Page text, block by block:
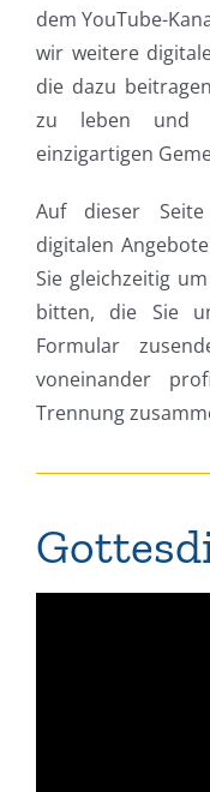
dem YouTube-
wir weitere
die dazu
zu leben und
einzigartigen
Auf dieser
digitalen
Sie gleichzeitig
bitten, die Sie
Formular
voneinander
Trennung